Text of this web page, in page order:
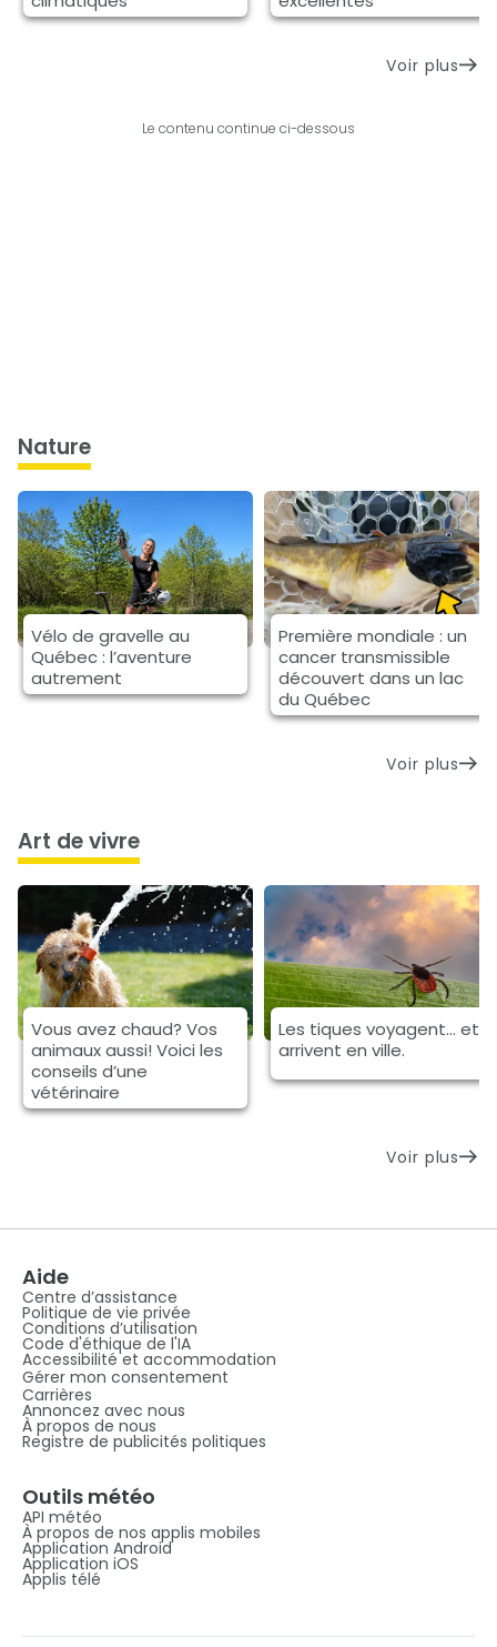
Voir plus
Le contenu continue ci-dessous
nature
Vélo de gravelle au
Québec : l’aventure
autrement
Première mondiale : un
cancer transmissible
découvert dans un lac
du Québec
Voir plus
art de vivre
Vous avez chaud? Vos
animaux aussi! Voici les
conseils d’une
vétérinaire
Les tiques voyagent... et
arrivent en ville.
Voir plus
Aide
Centre d’assistance
Politique de vie privée
Conditions d’utilisation
Code d'éthique de l'IA
Accessibilité et accommodation
Gérer mon consentement
Carrières
Annoncez avec nous
À propos de nous
Registre de publicités politiques
Outils météo
API météo
À propos de nos applis mobiles
Application Android
Application iOS
Applis télé